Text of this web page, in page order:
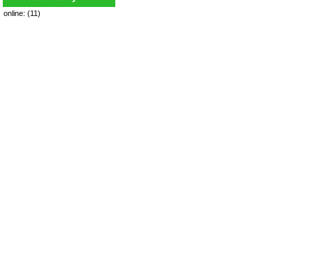
online: (11)